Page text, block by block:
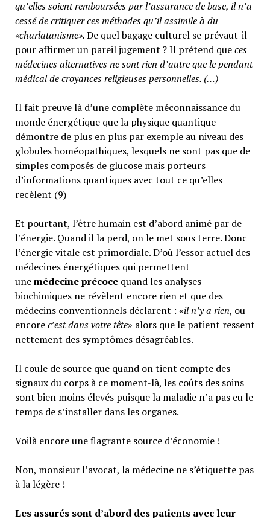
qu’elles soient remboursées par l’assurance de base, il n’a
cessé de critiquer ces méthodes qu’il assimile à du
«charlatanisme».De quel bagage culturel se prévaut-il
pour affirmer un pareil jugement ? Il prétend queces
médecines alternatives ne sont rien d’autre que le pendant
médical de croyances religieuses personnelles. (…)
Il fait preuve là d’une complète méconnaissance du
monde énergétique que la physique quantique
démontre de plus en plus par exemple au niveau des
globules homéopathiques, lesquels ne sont pas que de
simples composés de glucose mais porteurs
d’informations quantiques avec tout ce qu’elles
recèlent (9)
Et pourtant, l’être humain est d’abord animé par de
l’énergie. Quand il la perd, on le met sous terre. Donc
l’énergie vitale est primordiale. D’où l’essor actuel des
médecines énergétiques qui permettent
unemédecine précoce quand les analyses
biochimiques ne révèlent encore rien et que des
médecins conventionnels déclarent : «il n’y a rien, ou
encorec’est dans votre tête» alors que le patient ressent
nettement des symptômes désagréables.
Il coule de source que quand on tient compte des
signaux du corps à ce moment-là, les coûts des soins
sont bien moins élevés puisque la maladie n’a pas eu le
temps de s’installer dans les organes.
Voilà encore une flagrante source d’économie !
Non, monsieur l’avocat, la médecine ne s’étiquette pas
à la légère !
Les assurés sont d’abord des patients avec leur